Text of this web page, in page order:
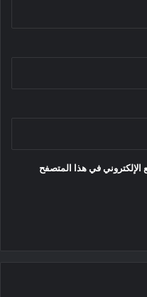
الإلكتروني في هذا المتصفح